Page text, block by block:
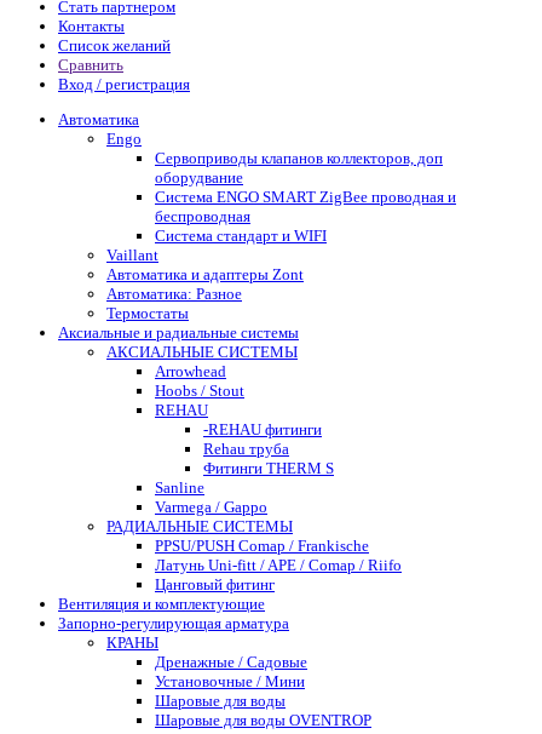
Стать партнером
Контакты
Список желаний
Сравнить
Вход / регистрация
Автоматика
Engo
Сервоприводы клапанов коллекторов, доп
оборудвание
Система ENGO SMART ZigBee проводная и
беспроводная
Система стандарт и WIFI
Vaillant
Автоматика и адаптеры Zont
Автоматика: Разное
Термостаты
Аксиальные и радиальные системы
АКСИАЛЬНЫЕ СИСТЕМЫ
Arrowhead
Hoobs / Stout
REHAU
-REHAU фитинги
Rehau труба
Фитинги THERM S
Sanline
Varmega / Gappo
РАДИАЛЬНЫЕ СИСТЕМЫ
PPSU/PUSH Comap / Frankische
Латунь Uni-fitt / APE / Comap / Riifo
Цанговый фитинг
Вентиляция и комплектующие
Запорно-регулирующая арматура
КРАНЫ
Дренажные / Садовые
Установочные / Мини
Шаровые для воды
Шаровые для воды OVENTROP